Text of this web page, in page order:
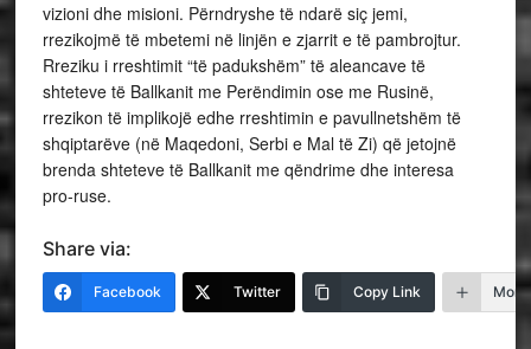
vizioni dhe misioni. Përndryshe të ndarë siç jemi,
rrezikojmë të mbetemi në linjën e zjarrit e të pambrojtur.
Rreziku i rreshtimit “të padukshëm” të aleancave të
shteteve të Ballkanit me Perëndimin ose me Rusinë,
rrezikon të implikojë edhe rreshtimin e pavullnetshëm të
shqiptarëve (në Maqedoni, Serbi e Mal të Zi) që jetojnë
brenda shteteve të Ballkanit me qëndrime dhe interesa
pro-ruse.
Share via:
Facebook Twitter Copy Link More